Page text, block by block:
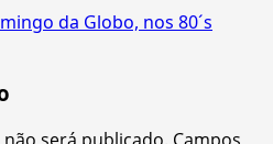
da Globo, nos 80´s
será publicado. Campos